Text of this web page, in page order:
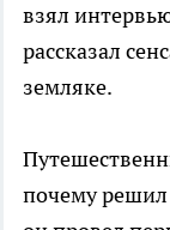
взял
рассказал
земляке.
почему решил